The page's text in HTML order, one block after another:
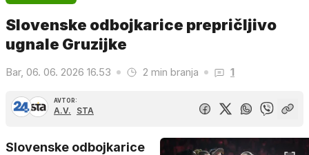
Slovenske odbojkarice prepričljivo
ugnale Gruzijke
Bar, 06. 06. 2026 16.53 2 min branja 1
AVTOR:
A.V. STA
Slovenske odbojkarice